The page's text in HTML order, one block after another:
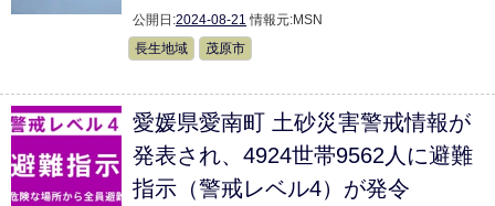
公開日:2024-08-21 情報元:MSN
長生地域
茂原市
愛媛県愛南町 土砂災害警戒情報が
発表され、4924世帯9562人に避難
指示（警戒レベル4）が発令